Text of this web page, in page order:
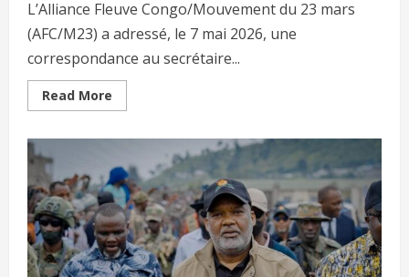
L’Alliance Fleuve Congo/Mouvement du 23 mars
(AFC/M23) a adressé, le 7 mai 2026, une
correspondance au secrétaire...
Read More